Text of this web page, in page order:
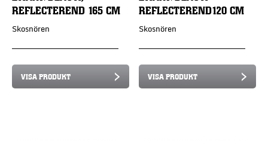
REFLECTEREND 165 CM
Skosnören
VISA PRODUKT
REFLECTEREND120 CM
Skosnören
VISA PRODUKT